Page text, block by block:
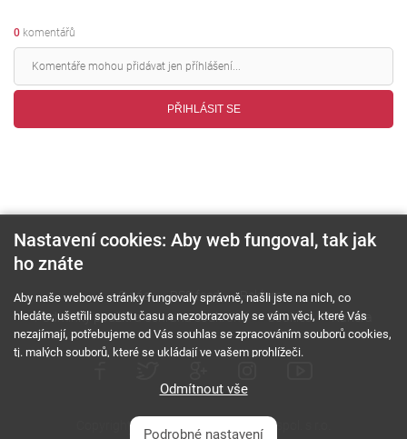
0 komentářů
PŘIHLÁSIT SE
O nás RSS feed
Reklama
Podmínky použití a ochrana soukromí
Cookies Kariéra
Copyright © 2000 - 2026 NetComp, spol. s r.o.
Nastavení cookies: Aby web fungoval, tak jak
ho znáte
Aby naše webové stránky fungovaly správně, našli jste na nich, co
hledáte, ušetřili spoustu času a nezobrazovaly se vám věci, které Vás
nezajímají, potřebujeme od Vás souhlas se zpracováním souborů cookies,
tj. malých souborů, které se ukládají ve vašem prohlížeči.
Odmítnout vše
Podrobné nastavení